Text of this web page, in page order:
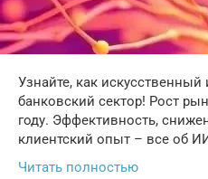
Узнайте, как искусственный
банковский сектор! Рост
году. Эффективность,
клиентский опыт – все об
Читать полностью